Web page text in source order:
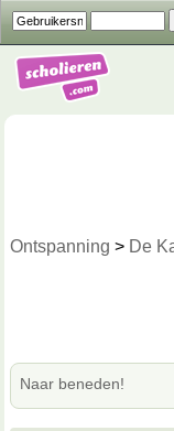
Ontspanning > De
Naar beneden!